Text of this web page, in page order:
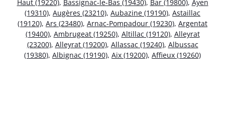
Haut (19220), Bassignac-le-Bas (19430), Bar (19800), Ayen
(19310), Augères (23210), Aubazine (19190), Astaillac
(19120), Ars (23480), Arnac-Pompadour (19230), Argentat
(19400), Ambrugeat (19250), Altillac (19120), Alleyrat
(23200), Alleyrat (19200), Allassac (19240), Albussac
(19380), Albignac (19190), Aix (19200), Affieux (19260)